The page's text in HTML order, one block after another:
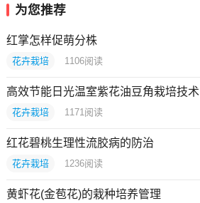
为您推荐
红掌怎样促萌分株
花卉栽培 1106阅读
高效节能日光温室紫花油豆角栽培技术
花卉栽培 1171 阅读
红花碧桃生理性流胶病的防治
花卉栽培 1236阅读
黄虾花(金苞花)的栽种培养管理